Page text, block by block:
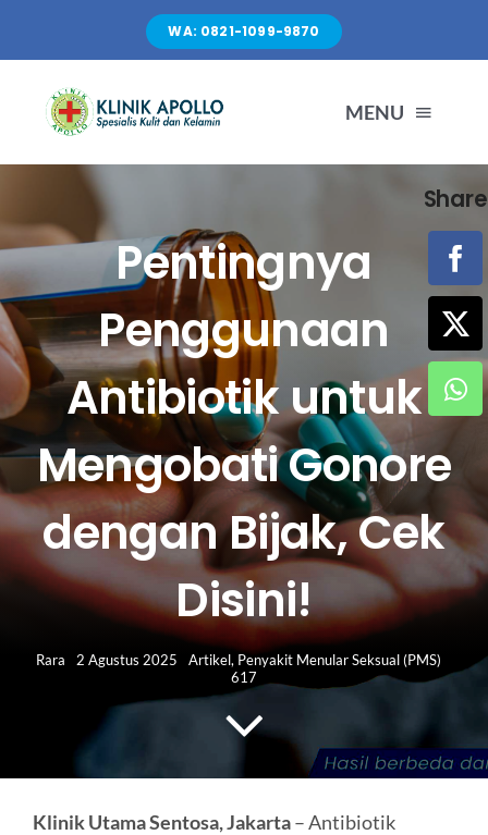
content
WA: 0821-1099-9870
MENU
LAYANAN
FASILITAS
ARTIKEL
HUBUNGI KAMI
Search
for:
Pentingnya
Penggunaan
Antibiotik untuk
Mengobati Gonore
dengan Bijak, Cek
Disini!
Rara 2 Agustus 2025 Artikel, Penyakit Menular Seksual (PMS)
617
Klinik Utama Sentosa, Jakarta– Antibiotik
Share